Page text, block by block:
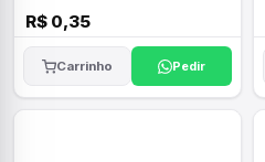
R$ 0,35
Carrinho Pedir